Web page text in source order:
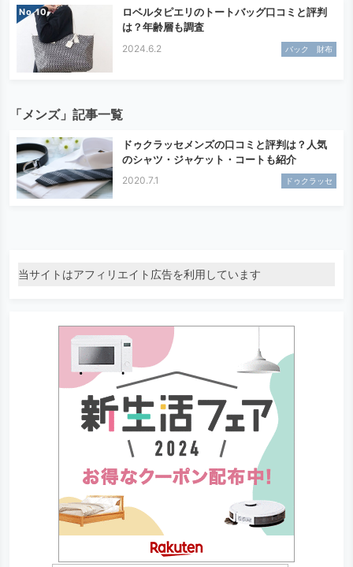
No.
ロベルタピエリのトートバッグ口コミと評判
は？年齢層も調査
2024.6.2 バック 財布
「メンズ」記事一覧
ドゥクラッセメンズの口コミと評判は？人気
のシャツ・ジャケット・コートも紹介
2020.7.1 ドゥクラッセ
当サイトはアフィリエイト広告を利用しています